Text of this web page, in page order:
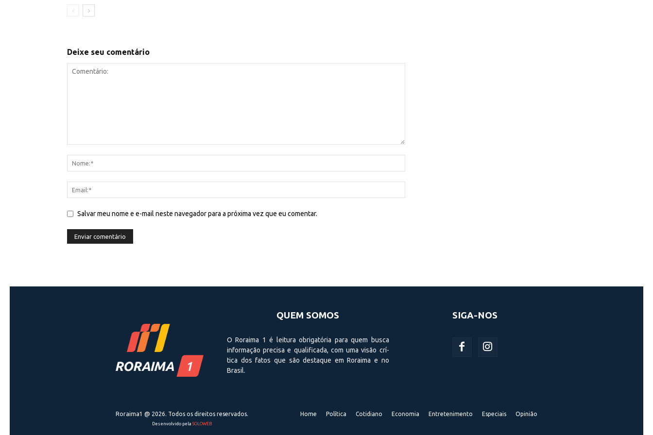
Deixe seu comentário
Salvar meu nome e e-mail neste navegador para a próxima vez que eu comentar.
QUEM SOMOS
O Roraima 1 é leitura obrigatória para quem busca
informação precisa e qualificada, com uma visão crí­
tica dos fatos que são destaque em Roraima e no
Brasil.
SIGA-NOS
Home Política Cotidiano Economia Entretenimento Especiais Opinião
Roraima1 @ 2026. Todos os direitos reservados.
Desenvolvido pela SOLOWEB